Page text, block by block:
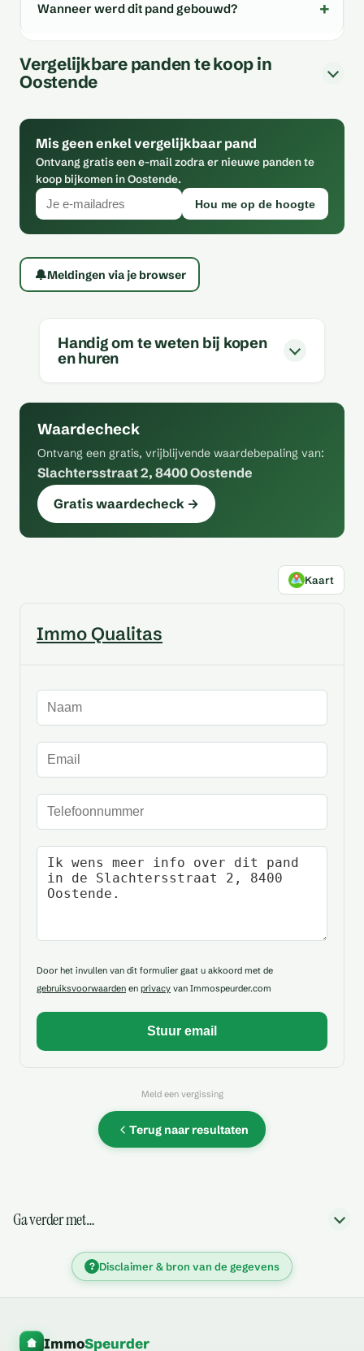
Wanneer werd dit pand gebouwd?
Vergelijkbare panden te koop in
Oostende
Mis geen enkel vergelijkbaar pand
Ontvang gratis een e-mail zodra er nieuwe panden te
koop bijkomen in Oostende.
Hou me op de hoogte
🔔Meldingen via je browser
Handig om te weten bij kopen
en huren
Waardecheck
Ontvang een gratis, vrijblijvende waardebepaling van:
Slachtersstraat 2, 8400 Oostende
Gratis waardecheck →
Kaart
Immo Qualitas
Naam
E-mailadres
Telefoonnummer
Uw bericht
Door het invullen van dit formulier gaat u akkoord met de
gebruiksvoorwaarden en privacy van Immospeurder.com
Meld een vergissing
Terug naar resultaten
Ga verder met…
? Disclaimer & bron van de gegevens
ImmoSpeurder